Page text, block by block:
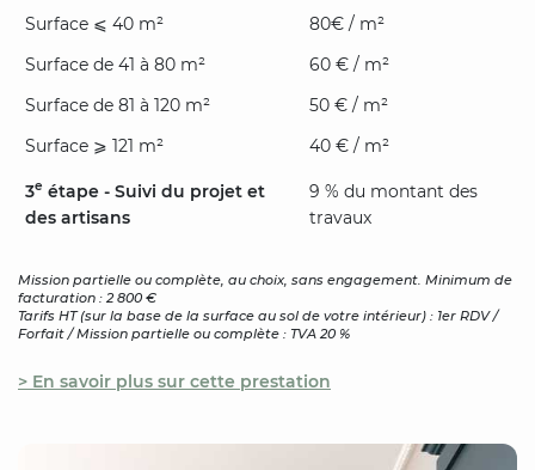
Surface ⩽ 40 m²
80€ / m²
Surface de 41 à 80 m²
60 € / m²
Surface de 81 à 120 m²
50 € / m²
Surface ⩾ 121 m²
40 € / m²
3e étape - Suivi du projet et
des artisans
9 % du montant des
travaux
Mission partielle ou complète, au choix, sans engagement. Minimum de
facturation : 2 800 €
Tarifs HT (sur la base de la surface au sol de votre intérieur) : 1er RDV /
Forfait / Mission partielle ou complète : TVA 20 %
> En savoir plus sur cette prestation